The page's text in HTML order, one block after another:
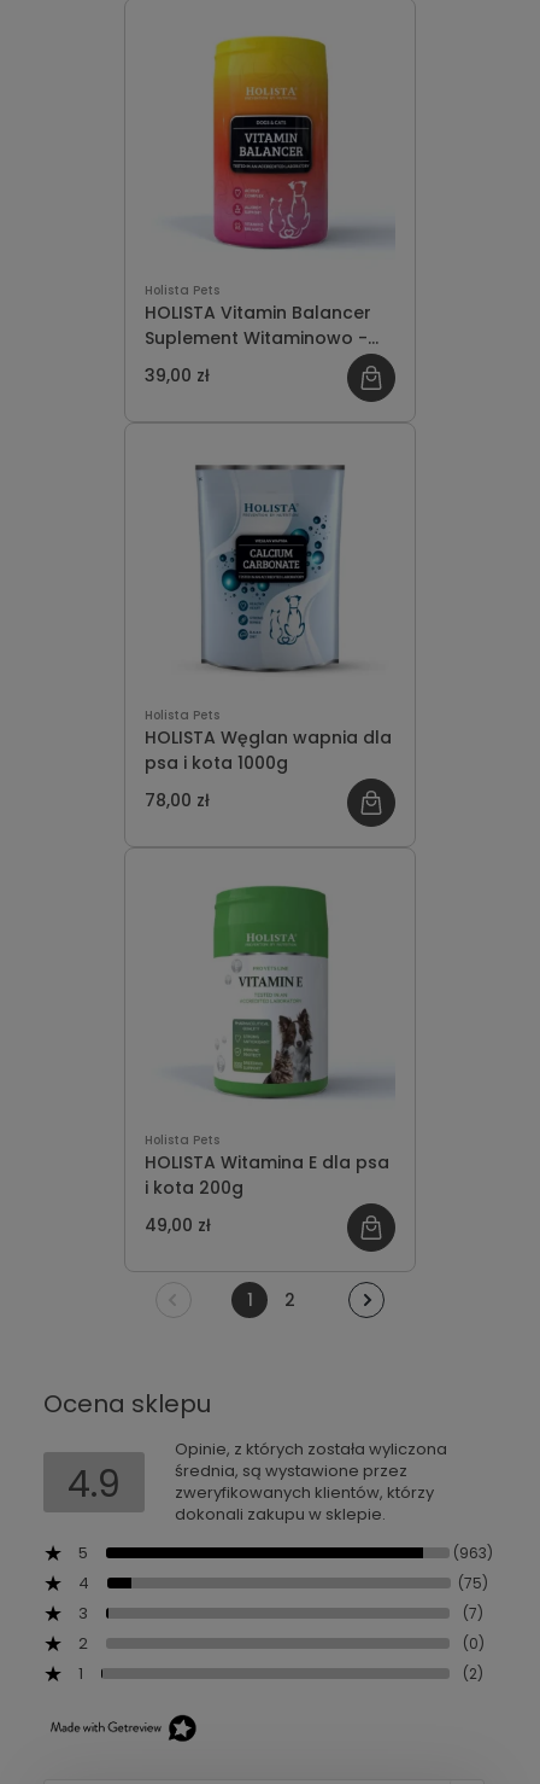
Holista Pets
HOLISTA Vitamin Balancer
Suplement Witaminowo -
Mineralny dla Psa i Kota
200g
39,00 zł
Holista Pets
HOLISTA Węglan wapnia dla
psa i kota 1000g
78,00 zł
Holista Pets
HOLISTA Witamina E dla psa
i kota 200g
49,00 zł
1 2
Ocena sklepu
4.9
Opinie, z których została wyliczona
średnia, są wystawione przez
zweryfikowanych klientów, którzy
dokonali zakupu w sklepie.
5
(963)
4 (75)
3 (7)
2 (0)
1 (2)